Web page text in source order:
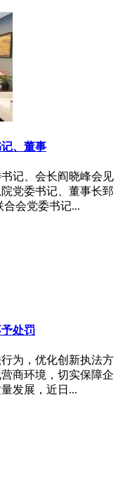
、董事
记、会长阎晓峰会见
党委书记、董事长郅
会党委书记...
处罚
为，优化创新执法方
商环境，切实保障企
发展，近日...